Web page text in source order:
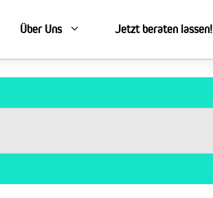
Über Uns Jetzt beraten lassen!